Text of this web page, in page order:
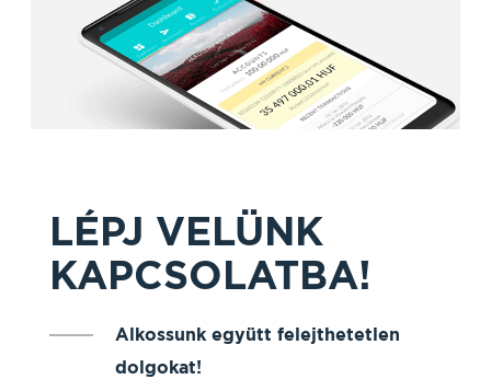
LÉPJ VELÜNK
KAPCSOLATBA!
Alkossunk együtt felejthetetlen
dolgokat!